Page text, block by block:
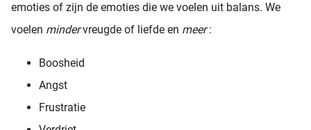
emoties of zijn de emoties die we voelen uit balans. We
voelen mindervreugde of liefde en meer:
Boosheid
Angst
Frustratie